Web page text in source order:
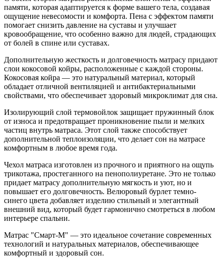
памяти, которая адаптируется к форме вашего тела, создавая
ощущение невесомости и комфорта. Пена с эффектом памяти
помогает снизить давление на суставы и улучшает
кровообращение, что особенно важно для людей, страдающих
от болей в спине или суставах.
Дополнительную жесткость и долговечность матрасу придают
слои кокосовой койры, расположенные с каждой стороны.
Кокосовая койра — это натуральный материал, который
обладает отличной вентиляцией и антибактериальными
свойствами, что обеспечивает здоровый микроклимат для сна.
Изолирующий слой термовойлок защищает пружинный блок
от износа и предотвращает проникновение пыли и мелких
частиц внутрь матраса. Этот слой также способствует
дополнительной теплоизоляции, что делает сон на матрасе
комфортным в любое время года.
Чехол матраса изготовлен из прочного и приятного на ощупь
трикотажа, простеганного на пенополиуретане. Это не только
придает матрасу дополнительную мягкость и уют, но и
повышает его долговечность. Велюровый бурлет темно-
синего цвета добавляет изделию стильный и элегантный
внешний вид, который будет гармонично смотреться в любом
интерьере спальни.
Матрас "Смарт-M" — это идеальное сочетание современных
технологий и натуральных материалов, обеспечивающее
комфортный и здоровый сон.